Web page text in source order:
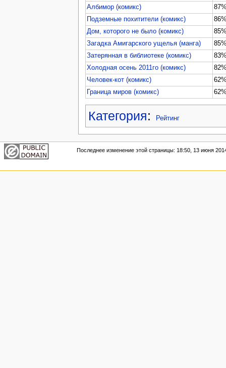
Албимор (комикс)
Подземные похитители (комикс)
Дом, которого не было (комикс)
Загадка Амигарского ущелья (манга)
Затерянная в библиотеке (комикс)
Холодная осень 2011го (комикс)
Человек-кот (комикс)
Граница миров (комикс)
Категория: Рейтинг
Последнее изменение этой страницы: 18:50, 13 июня